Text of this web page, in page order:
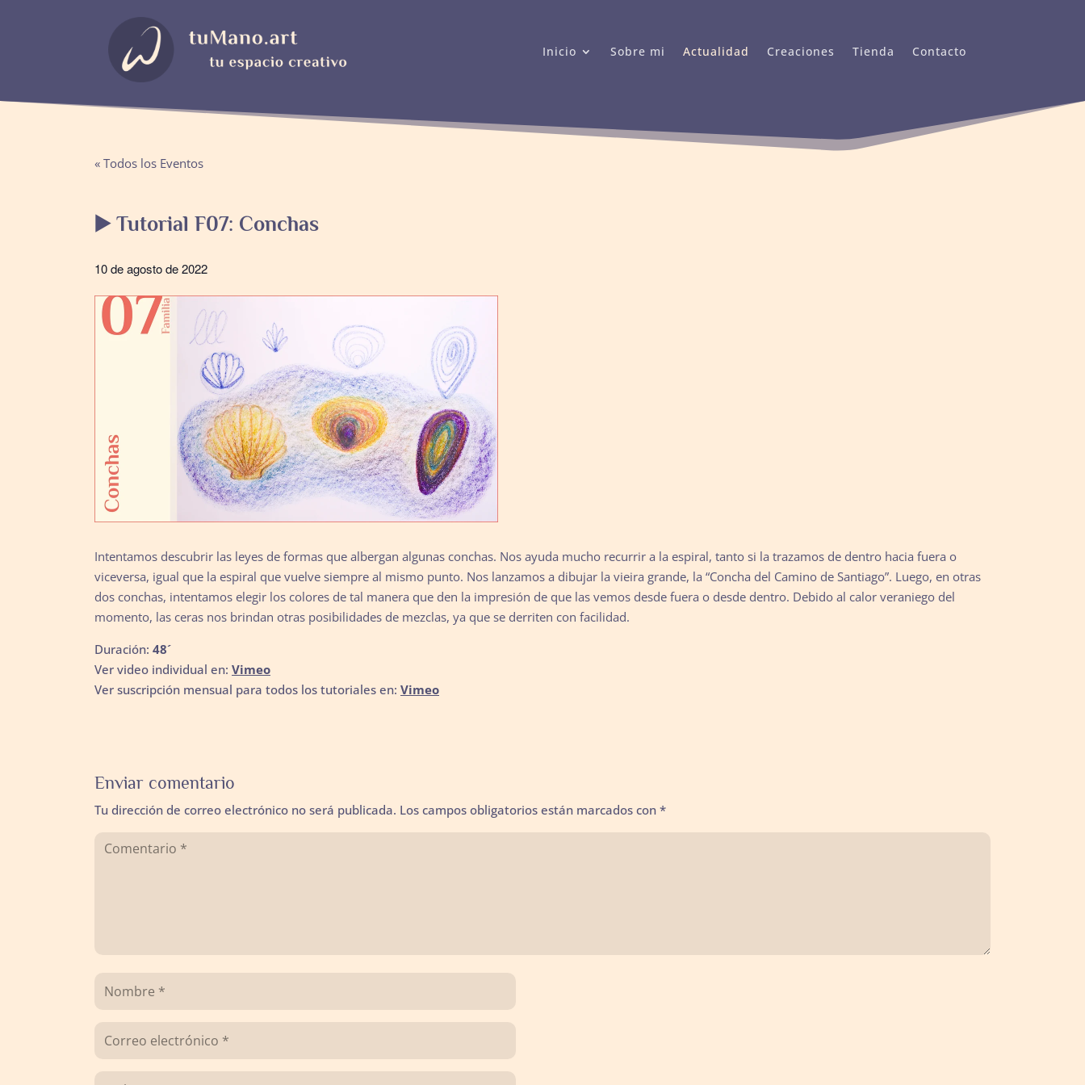
Inicio Sobre mi Actualidad Creaciones Tienda Contacto
« Todos los Eventos
▶️ Tutorial F07: Conchas
10 de agosto de 2022
Intentamos descubrir las leyes de formas que albergan algunas conchas. Nos ayuda mucho recurrir a la espiral, tanto si la trazamos de dentro hacia fuera o
viceversa, igual que la espiral que vuelve siempre al mismo punto. Nos lanzamos a dibujar la vieira grande, la “Concha del Camino de Santiago”. Luego, en otras
dos conchas, intentamos elegir los colores de tal manera que den la impresión de que las vemos desde fuera o desde dentro. Debido al calor veraniego del
momento, las ceras nos brindan otras posibilidades de mezclas, ya que se derriten con facilidad.
Duración: 48´
Ver video individual en: Vimeo
Ver suscripción mensual para todos los tutoriales en: Vimeo
Enviar comentario
Tu dirección de correo electrónico no será publicada. Los campos obligatorios están marcados con *